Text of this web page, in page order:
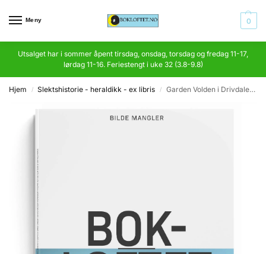
Meny 0
Utsalget har i sommer åpent tirsdag, onsdag, torsdag og fredag 11-17,
lørdag 11-16. Feriestengt i uke 32 (3.8-9.8)
Hjem / Slektshistorie - heraldikk - ex libris / Garden Volden i Drivdalen og Volla-slekta